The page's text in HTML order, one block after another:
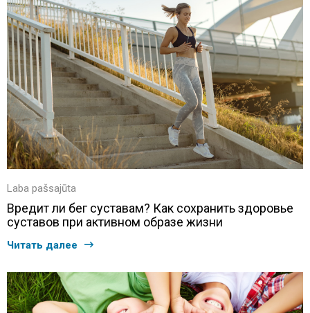
Laba pašsajūta
Вредит ли бег суставам? Как сохранить здоровье
суставов при активном образе жизни
Читать далее